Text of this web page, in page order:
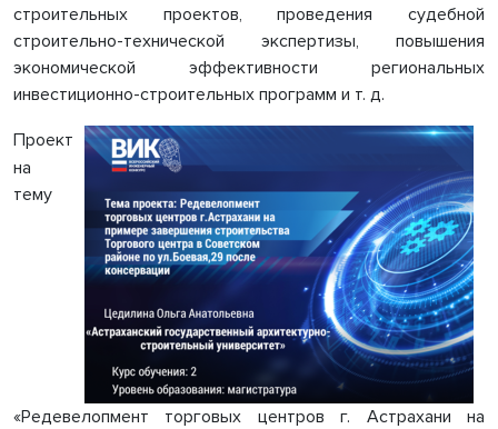
строительных проектов, проведения судебной
строительно-технической экспертизы, повышения
экономической эффективности региональных
инвестиционно-строительных программ и т. д.
Проект
на
тему
«Редевелопмент торговых центров г. Астрахани на